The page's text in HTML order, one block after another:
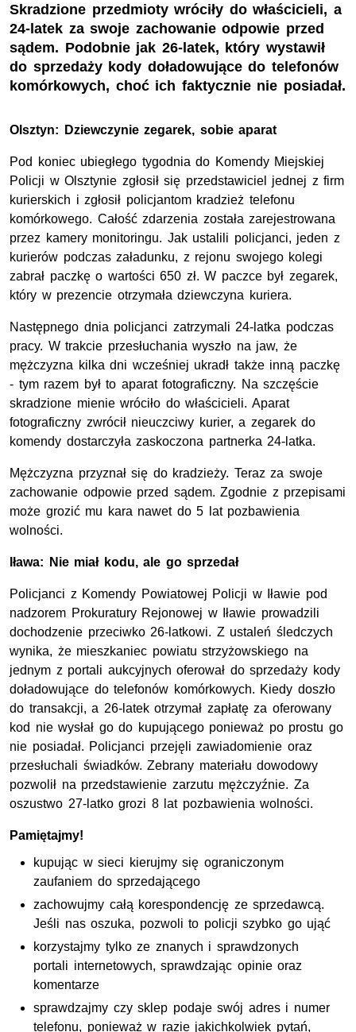
Skradzione przedmioty wróciły do właścicieli, a
24-latek za swoje zachowanie odpowie przed
sądem. Podobnie jak 26-latek, który wystawił
do sprzedaży kody doładowujące do telefonów
komórkowych, choć ich faktycznie nie posiadał.
Olsztyn: Dziewczynie zegarek, sobie aparat
Pod koniec ubiegłego tygodnia do Komendy Miejskiej
Policji w Olsztynie zgłosił się przedstawiciel jednej z firm
kurierskich i zgłosił policjantom kradzież telefonu
komórkowego. Całość zdarzenia została zarejestrowana
przez kamery monitoringu. Jak ustalili policjanci, jeden z
kurierów podczas załadunku, z rejonu swojego kolegi
zabrał paczkę o wartości 650 zł. W paczce był zegarek,
który w prezencie otrzymała dziewczyna kuriera.
Następnego dnia policjanci zatrzymali 24-latka podczas
pracy. W trakcie przesłuchania wyszło na jaw, że
mężczyzna kilka dni wcześniej ukradł także inną paczkę
- tym razem był to aparat fotograficzny. Na szczęście
skradzione mienie wróciło do właścicieli. Aparat
fotograficzny zwrócił nieuczciwy kurier, a zegarek do
komendy dostarczyła zaskoczona partnerka 24-latka.
Mężczyzna przyznał się do kradzieży. Teraz za swoje
zachowanie odpowie przed sądem. Zgodnie z przepisami
może grozić mu kara nawet do 5 lat pozbawienia
wolności.
Iława: Nie miał kodu, ale go sprzedał
Policjanci z Komendy Powiatowej Policji w Iławie pod
nadzorem Prokuratury Rejonowej w Iławie prowadzili
dochodzenie przeciwko 26-latkowi. Z ustaleń śledczych
wynika, że mieszkaniec powiatu strzyżowskiego na
jednym z portali aukcyjnych oferował do sprzedaży kody
doładowujące do telefonów komórkowych. Kiedy doszło
do transakcji, a 26-latek otrzymał zapłatę za oferowany
kod nie wysłał go do kupującego ponieważ po prostu go
nie posiadał. Policjanci przejęli zawiadomienie oraz
przesłuchali świadków. Zebrany materiału dowodowy
pozwolił na przedstawienie zarzutu mężczyźnie. Za
oszustwo 27-latko grozi 8 lat pozbawienia wolności.
Pamiętajmy!
kupując w sieci kierujmy się ograniczonym
zaufaniem do sprzedającego
zachowujmy całą korespondencję ze sprzedawcą.
Jeśli nas oszuka, pozwoli to policji szybko go ująć
korzystajmy tylko ze znanych i sprawdzonych
portali internetowych, sprawdzając opinie oraz
komentarze
sprawdzajmy czy sklep podaje swój adres i numer
telefonu, ponieważ w razie jakichkolwiek pytań,